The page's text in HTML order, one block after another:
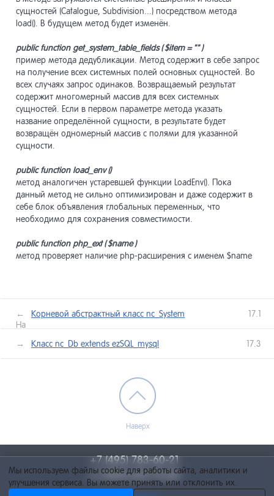
22 Сайты
Shortpage
сущностей (Catalogue, Subdivision...) посредством метода
load(). В будущем метод будет изменён.
public function get_ system_ table_ fields( $item= "" )
пример метода дедубликации. Метод содержит в себе запрос
на получение всех системных полей основных сущностей. Во
всех случаях запрос одинаков. Возвращаемый результат
содержит многомерный массив для всех системных
сущностей. Если в первом параметре метода указать
название определённой сущности, в результате будет
возвращён одномерный массив с полями для указанной
сущности.
public function load_ env()
метод аналогичен устаревшей функции LoadEnv(). Пока
данный метод не сильно оптимизирован и даже содержит в
себе блок объявления глобальных переменных, что
необходимо для сохранения совместимости.
public function php_ ext( $name)
метод проверяет наличие php-расширения с именем $name
←
Назад
17.1
Корневой абстрактный класс nc_System
17.3
Класс nc_Db extends ezSQL_mysql
→
Наверх
+7 (495) 783-60-21
+7 (495) 055-73-84
Мы используем файлы cookie для работы сайта, аналитики и
улучшения сервиса. Вы можете принять или отклонить их.